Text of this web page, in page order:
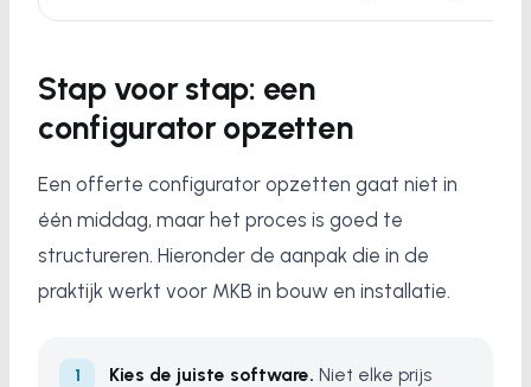
Stap voor stap: een
configurator opzetten
Een offerte configurator opzetten gaat niet in
één middag, maar het proces is goed te
structureren. Hieronder de aanpak die in de
praktijk werkt voor MKB in bouw en installatie.
Kies de juiste software. Niet elke prijs